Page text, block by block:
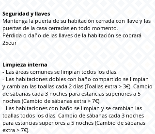
Seguridad y llaves
Mantenga la puerta de su habitación cerrada con llave y las
puertas de la casa cerradas en todo momento.
Pérdida o daño de las llaves de la habitación se cobrará
25eur
Limpieza interna
- Las áreas comunes se limpian todos los días.
- Las habitaciones dobles con baño compartido se limpian
y cambian las toallas cada 2 días (Toallas extra > 3€). Cambio
de sábanas cada 3 noches para estancias superiores a 5
noches (Cambio de sábanas extra > 7€).
- Las habitaciones con baño se limpian y se cambian las
toallas todos los días. Cambio de sábanas cada 3 noches
para estancias superiores a 5 noches (Cambio de sábanas
extra > 7€).